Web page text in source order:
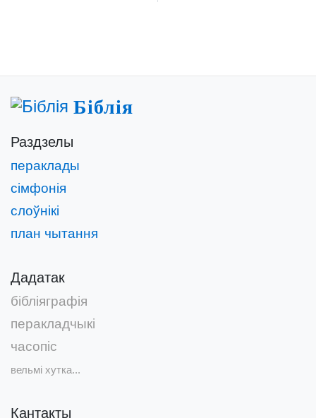
Біблія
Раздзелы
пераклады
сімфонія
слоўнікі
план чытання
Дадатак
бібліяграфія
перакладчыкі
часопіс
вельмі хутка...
Кантакты